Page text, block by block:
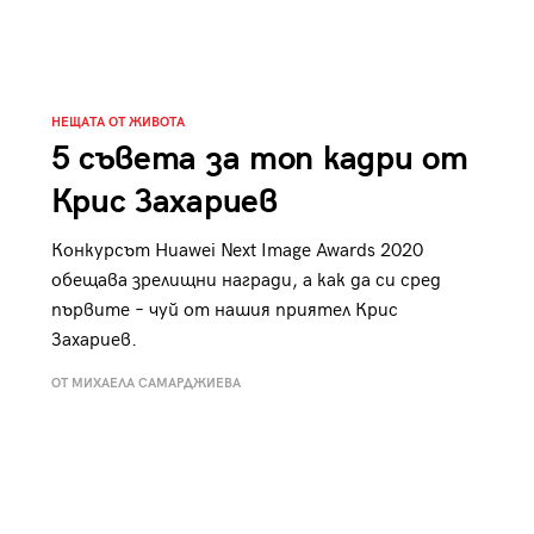
НЕЩАТА ОТ ЖИВОТА
5 съвета за топ кадри от
Крис Захариев
Конкурсът Huawei Next Image Awards 2020
обещава зрелищни награди, а как да си сред
първите – чуй от нашия приятел Крис
Захариев.
ОТ МИХАЕЛА САМАРДЖИЕВА
29/29